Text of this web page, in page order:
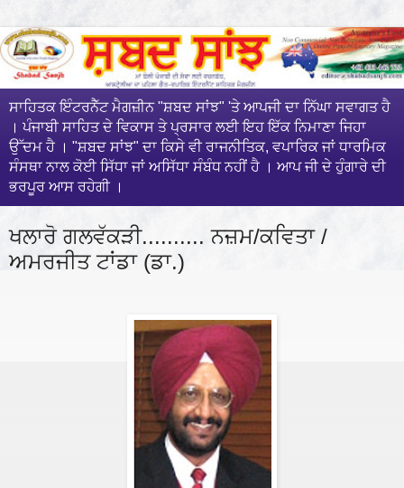
ਸਾਹਿਤਕ ਇੰਟਰਨੈੱਟ ਮੈਗਜ਼ੀਨ "ਸ਼ਬਦ ਸਾਂਝ" 'ਤੇ ਆਪਜੀ ਦਾ ਨਿੱਘਾ ਸਵਾਗਤ ਹੈ
। ਪੰਜਾਬੀ ਸਾਹਿਤ ਦੇ ਵਿਕਾਸ ਤੇ ਪ੍ਰਸਾਰ ਲਈ ਇਹ ਇੱਕ ਨਿਮਾਣਾ ਜਿਹਾ
ਉੱਦਮ ਹੈ । "ਸ਼ਬਦ ਸਾਂਝ" ਦਾ ਕਿਸੇ ਵੀ ਰਾਜਨੀਤਿਕ, ਵਪਾਰਿਕ ਜਾਂ ਧਾਰਮਿਕ
ਸੰਸਥਾ ਨਾਲ ਕੋਈ ਸਿੱਧਾ ਜਾਂ ਅਸਿੱਧਾ ਸੰਬੰਧ ਨਹੀਂ ਹੈ । ਆਪ ਜੀ ਦੇ ਹੁੰਗਾਰੇ ਦੀ
ਭਰਪੂਰ ਆਸ ਰਹੇਗੀ ।
ਖਲਾਰੋ ਗਲਵੱਕੜੀ.......... ਨਜ਼ਮ/ਕਵਿਤਾ /
ਅਮਰਜੀਤ ਟਾਂਡਾ (ਡਾ.)